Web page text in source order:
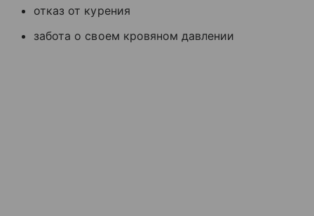
отказ от курения
забота о своем кровяном давлении